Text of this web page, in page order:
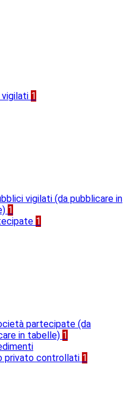
vigilati 1
vigilati (da pubblicare in
1
1
partecipate (da
in tabelle) 1
privato controllati 1